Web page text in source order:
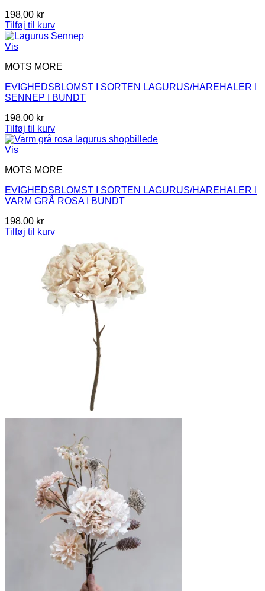
198,00 kr
Tilføj til kurv
Vis
MOTS MORE
EVIGHEDSBLOMST I SORTEN LAGURUS/HAREHALER I
SENNEP I BUNDT
198,00 kr
Tilføj til kurv
Vis
MOTS MORE
EVIGHEDSBLOMST I SORTEN LAGURUS/HAREHALER I
VARM GRÅ ROSA I BUNDT
198,00 kr
Tilføj til kurv